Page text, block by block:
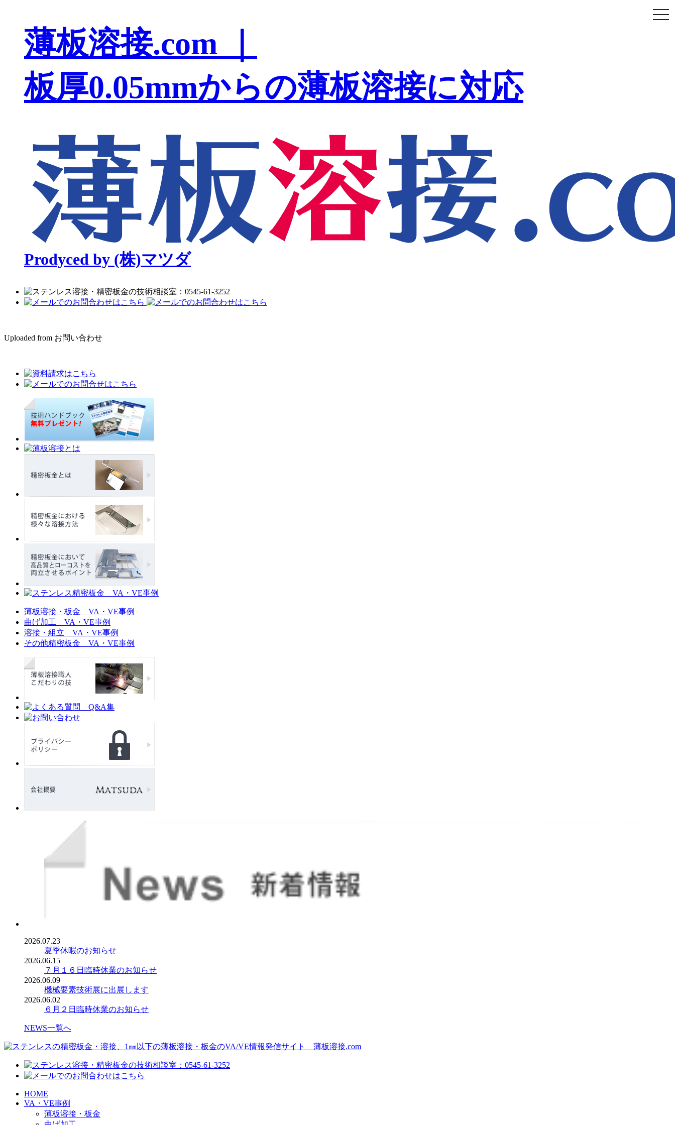
薄板溶接.com ｜
板厚0.05mmからの薄板溶接に対応
Prodyced by (株)マツダ
Uploaded from お問い合わせ
薄板溶接・板金 VA・VE事例
曲げ加工 VA・VE事例
溶接・組立 VA・VE事例
その他精密板金 VA・VE事例
2026.07.23
夏季休暇のお知らせ
2026.06.15
７月１６日臨時休業のお知らせ
2026.06.09
機械要素技術展に出展します
2026.06.02
６月２日臨時休業のお知らせ
NEWS一覧へ
HOME
VA・VE事例
薄板溶接・板金